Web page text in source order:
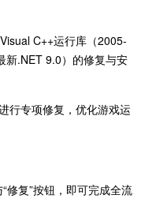
C++运行库（2005-
新.NET 9.0）的修复与安
行专项修复，优化游戏运
修复”按钮，即可完成全流